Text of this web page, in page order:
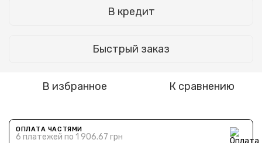
В кредит
Быстрый заказ
В избранное К сравнению
ОПЛАТА ЧАСТЯМИ
6 платежей по 1 906.67 грн